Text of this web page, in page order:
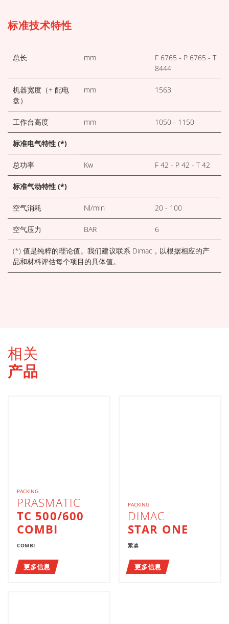
标准技术特性
总长 mm
F 6765 - P 6765 - T
8444
机器宽度（+ 配电
盘）
mm 1563
工作台高度 mm 1050 - 1150
标准电气特性 (*)
总功率 Kw F 42 - P 42 - T 42
标准气动特性 (*)
空气消耗 Nl/min 20 - 100
空气压力 BAR 6
(*) 值是纯粹的理论值。我们建议联系 Dimac，以根据相应的产
品和材料评估每个项目的具体值。
相关
产品
PACKING
PRASMATIC
TC 500/600
COMBI
COMBI
更多信息
PACKING
DIMAC
STAR ONE
紧凑
更多信息